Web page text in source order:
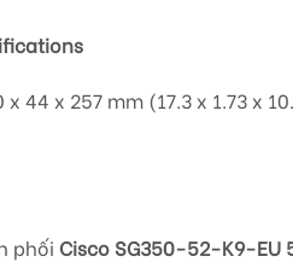
44 x 257 mm (17.3 x 1.73 x
phối Cisco SG350-52-K9-